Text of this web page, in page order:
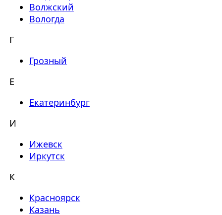
Волжский
Вологда
Г
Грозный
Е
Екатеринбург
И
Ижевск
Иркутск
К
Красноярск
Казань